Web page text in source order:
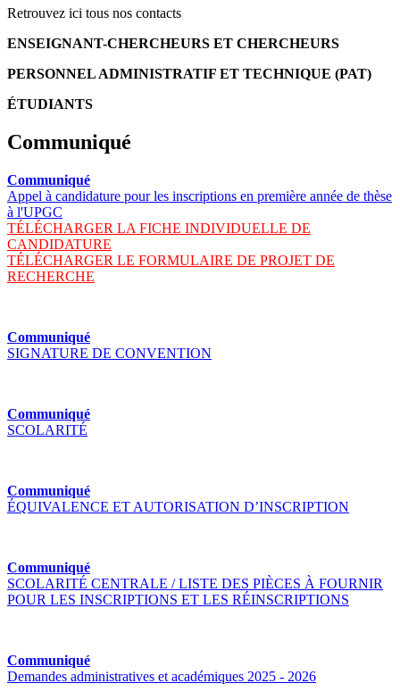
Retrouvez ici tous nos contacts
ENSEIGNANT-CHERCHEURS ET CHERCHEURS
PERSONNEL ADMINISTRATIF ET TECHNIQUE (PAT)
ÉTUDIANTS
Communiqué
Communiqué
Appel à candidature pour les inscriptions en première année de thèse
à l'UPGC
TÉLÉCHARGER LA FICHE INDIVIDUELLE DE
CANDIDATURE
TÉLÉCHARGER LE FORMULAIRE DE PROJET DE
RECHERCHE
Communiqué
SIGNATURE DE CONVENTION
Communiqué
SCOLARITÉ
Communiqué
ÉQUIVALENCE ET AUTORISATION D’INSCRIPTION
Communiqué
SCOLARITÉ CENTRALE / LISTE DES PIÈCES À FOURNIR
POUR LES INSCRIPTIONS ET LES RÉINSCRIPTIONS
Communiqué
Demandes administratives et académiques 2025 - 2026